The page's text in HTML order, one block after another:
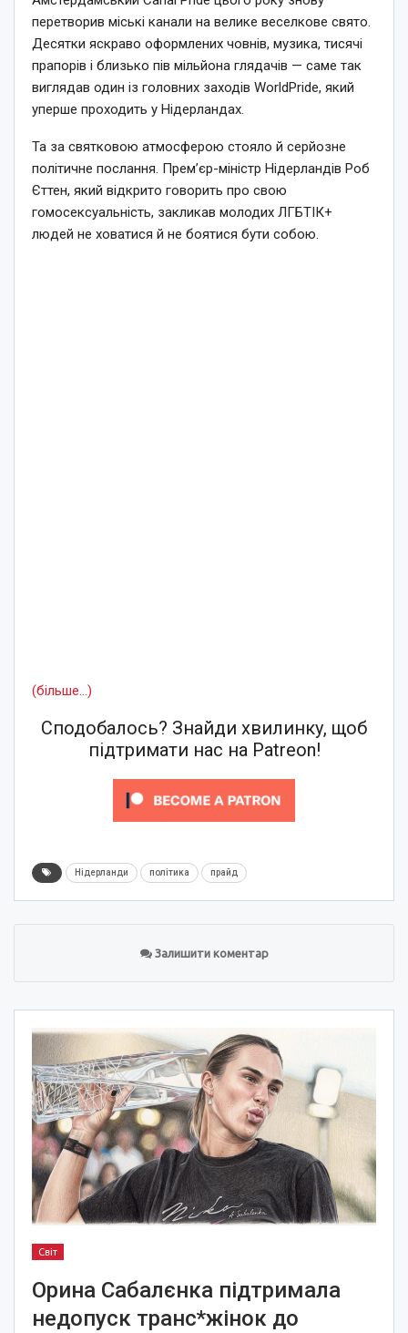
перетворив міські канали на велике веселкове свято.
Десятки яскраво оформлених човнів, музика, тисячі
прапорів і близько пів мільйона глядачів — саме так
виглядав один із головних заходів WorldPride, який
уперше проходить у Нідерландах.
Та за святковою атмосферою стояло й серйозне
політичне послання. Прем’єр-міністр Нідерландів Роб
Єттен, який відкрито говорить про свою
гомосексуальність, закликав молодих ЛГБТІК+
людей не ховатися й не боятися бути собою.
(більше…)
Сподобалось? Знайди хвилинку, щоб
підтримати нас на Patreon!
Нідерланди політика прайд
Залишити коментар
Світ
Орина Сабалєнка підтримала
недопуск транс*жінок до